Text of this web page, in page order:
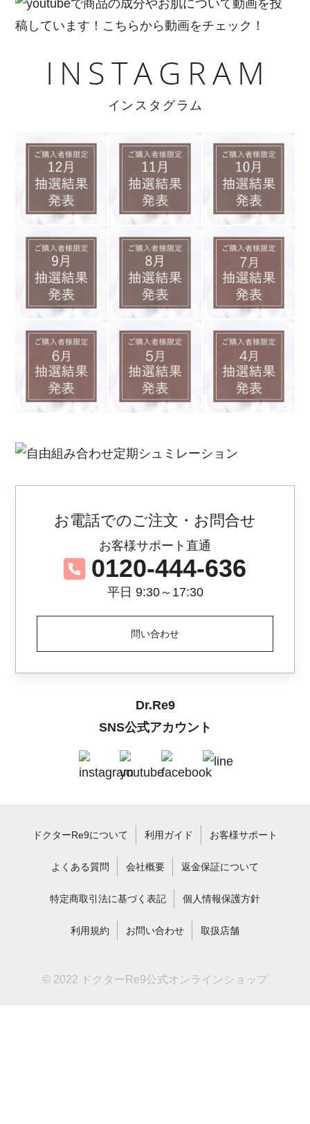
INSTAGRAM
インスタグラム
お電話でのご注文・お問合せ
お客様サポート直通
0120-444-636
平日 9:30～17:30
問い合わせ
Dr.Re9
SNS公式アカウント
ドクターRe9について 利用ガイド お客様サポート
よくある質問 会社概要 返金保証について
特定商取引法に基づく表記 個人情報保護方針
利用規約 お問い合わせ 取扱店舗
© 2022 ドクターRe9公式オンラインショップ